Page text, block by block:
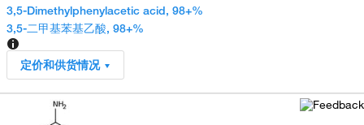
3,5-Dimethylphenylacetic acid, 98+%
3,5-二甲基苯基乙酸, 98+%
定价和供货情况